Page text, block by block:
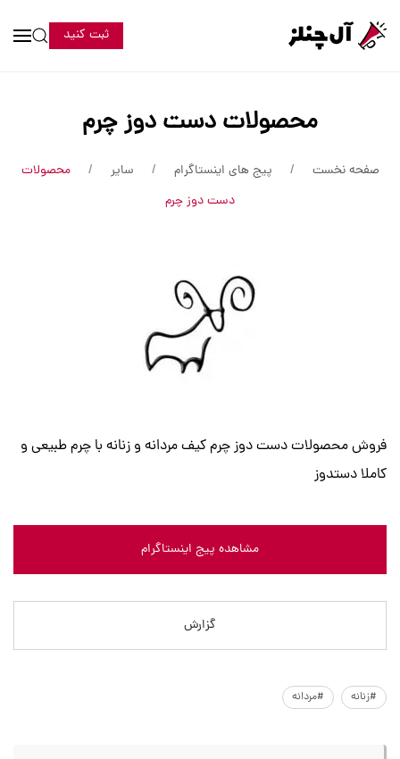
ثبت کنید
محصولات دست دوز چرم
صفحه نخست پیج های اینستاگرام سایر
محصولات
دست دوز چرم
فروش محصولات دست دوز چرم کیف مردانه و زنانه با چرم طبیعی و
کاملا دستدوز
مشاهده پیج اینستاگرام
گزارش
#زنانه #مردانه